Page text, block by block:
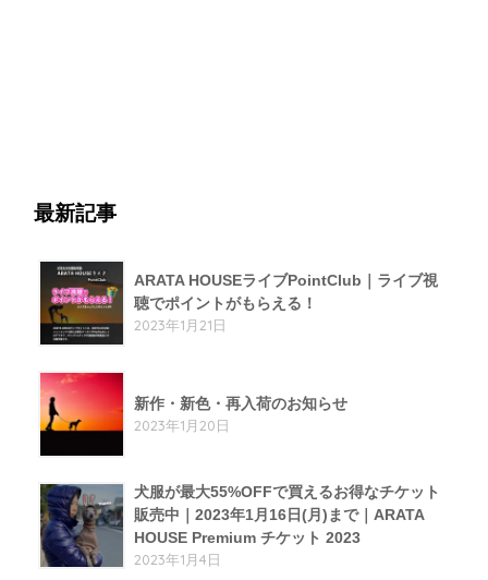
最新記事
ARATA HOUSEライブPointClub｜ライブ視
聴でポイントがもらえる！
2023年1月21日
新作・新色・再入荷のお知らせ
2023年1月20日
犬服が最大55%OFFで買えるお得なチケット
販売中｜2023年1月16日(月)まで｜ARATA
HOUSE Premium チケット 2023
2023年1月4日